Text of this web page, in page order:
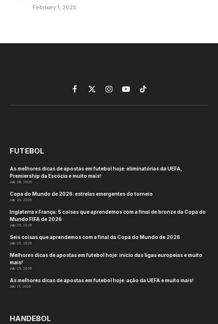
February 1, 2025
Facebook
X
(Twitter)
InstagramYouTubeTikTok
FUTEBOL
As melhores dicas de apostas em futebol hoje: eliminatórias da UEFA,
Premiership da Escócia e muito mais!
July 28, 2026
Copa do Mundo de 2026: estrelas emergentes do torneio
July 25, 2026
Inglaterra x França: 5 coisas que aprendemos com a final de bronze da Copa do
Mundo FIFA de 2026
July 25, 2026
Seis coisas que aprendemos com a final da Copa do Mundo de 2026
July 25, 2026
Melhores dicas de apostas em futebol hoje: início das ligas europeias e muito
mais!
July 25, 2026
As melhores dicas de apostas em futebol hoje: ação da UEFA e muito mais!
July 21, 2026
HANDEBOL